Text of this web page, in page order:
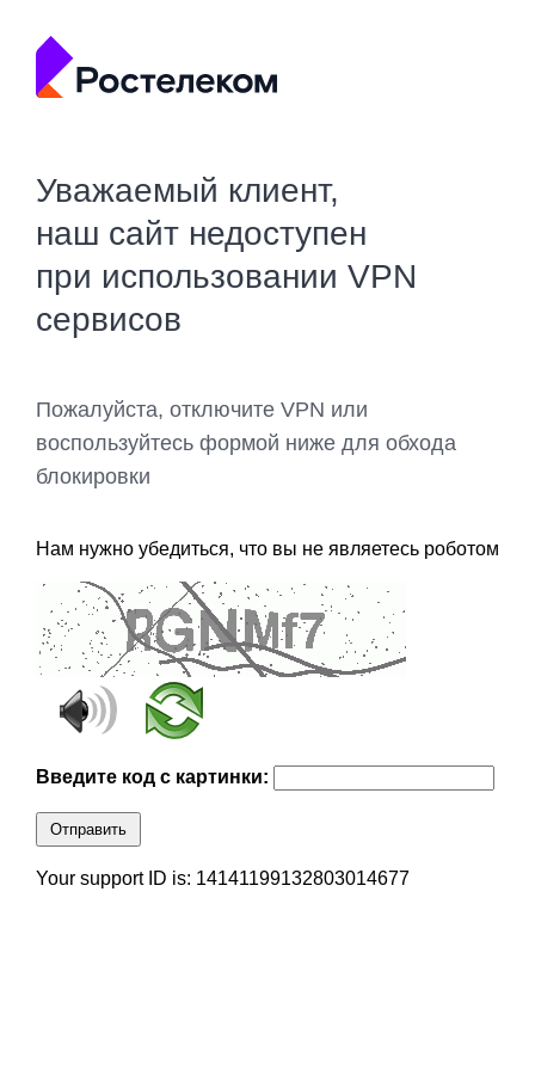
Уважаемый клиент,
наш сайт недоступен
при использовании VPN
сервисов
Пожалуйста, отключите VPN или
воспользуйтесь формой ниже для обхода
блокировки
Нам нужно убедиться, что вы не являетесь роботом
Введите код с картинки:
Отправить
Your support ID is: 14141199132803014677